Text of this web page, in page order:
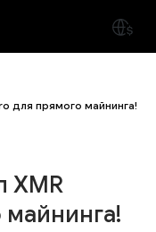
для прямого майнинга!
XMR